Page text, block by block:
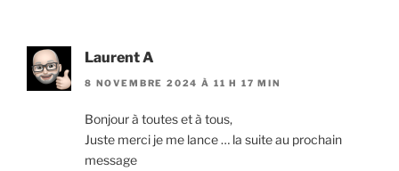
Laurent A
8 NOVEMBRE 2024 À 11 H 17 MIN
Bonjour à toutes et à tous,
Juste merci je me lance … la suite au prochain
message